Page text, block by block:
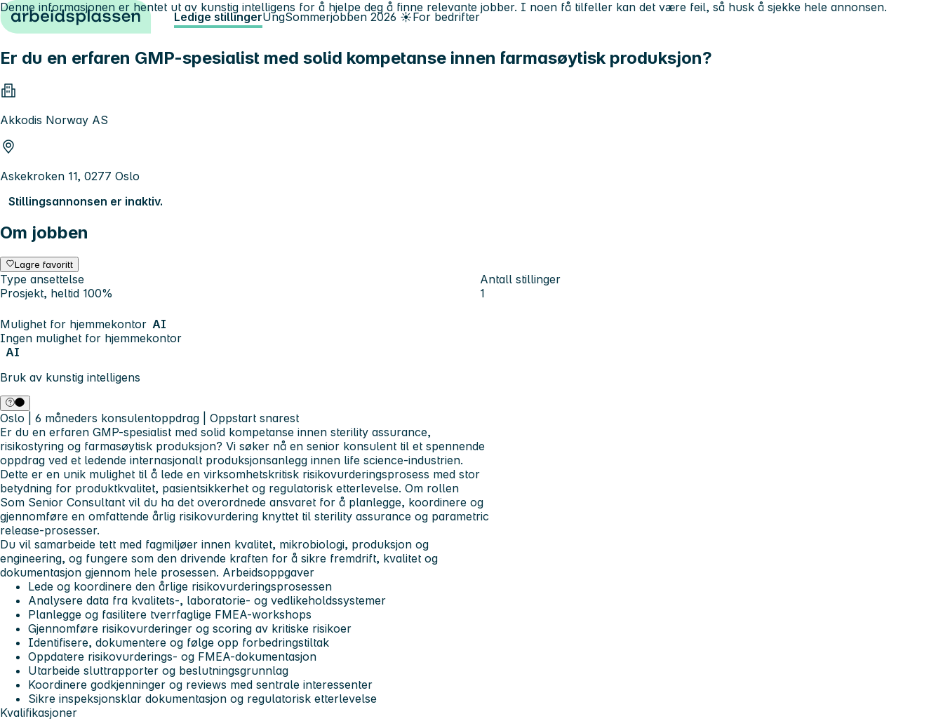
Hopp til innhold Ledige stillingerUngSommerjobben 2026 ☀️For bedrifter
Er du en erfaren GMP-spesialist med solid kompetanse innen farmasøytisk produksjon?
Akkodis Norway AS
Askekroken 11, 0277 Oslo
Stillingsannonsen er inaktiv.
Om jobben
Lagre favoritt
Type ansettelse
Prosjekt, heltid 100%
Antall stillinger
1
Mulighet for hjemmekontor AI
Ingen mulighet for hjemmekontor
AI
Bruk av kunstig intelligens
Denne informasjonen er hentet ut av kunstig intelligens for å hjelpe deg å finne relevante jobber. I noen få tilfeller kan det være feil, så husk å sjekke hele annonsen.
Oslo | 6 måneders konsulentoppdrag | Oppstart snarest
Er du en erfaren GMP-spesialist med solid kompetanse innen sterility assurance,
risikostyring og farmasøytisk produksjon? Vi søker nå en senior konsulent til et spennende
oppdrag ved et ledende internasjonalt produksjonsanlegg innen life science-industrien.
Dette er en unik mulighet til å lede en virksomhetskritisk risikovurderingsprosess med stor
betydning for produktkvalitet, pasientsikkerhet og regulatorisk etterlevelse. Om rollen
Som Senior Consultant vil du ha det overordnede ansvaret for å planlegge, koordinere og
gjennomføre en omfattende årlig risikovurdering knyttet til sterility assurance og parametric
release-prosesser.
Du vil samarbeide tett med fagmiljøer innen kvalitet, mikrobiologi, produksjon og
engineering, og fungere som den drivende kraften for å sikre fremdrift, kvalitet og
dokumentasjon gjennom hele prosessen. Arbeidsoppgaver
Lede og koordinere den årlige risikovurderingsprosessen
Analysere data fra kvalitets-, laboratorie- og vedlikeholdssystemer
Planlegge og fasilitere tverrfaglige FMEA-workshops
Gjennomføre risikovurderinger og scoring av kritiske risikoer
Identifisere, dokumentere og følge opp forbedringstiltak
Oppdatere risikovurderings- og FMEA-dokumentasjon
Utarbeide sluttrapporter og beslutningsgrunnlag
Koordinere godkjenninger og reviews med sentrale interessenter
Sikre inspeksjonsklar dokumentasjon og regulatorisk etterlevelse
Kvalifikasjoner